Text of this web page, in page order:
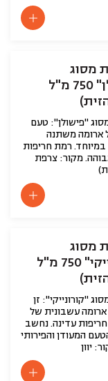
מסוג
"פישולן" 750 מ"ל
"פישולן": טעם
ארומה משתנה
רמת חריפות
מקור: צרפת
מסוג
"קורונייקי" 750 מ"ל
"קורונייקי": זן
ארומה עשבונית של
עדינה. נחשב
המעודן והפירותי
יוון